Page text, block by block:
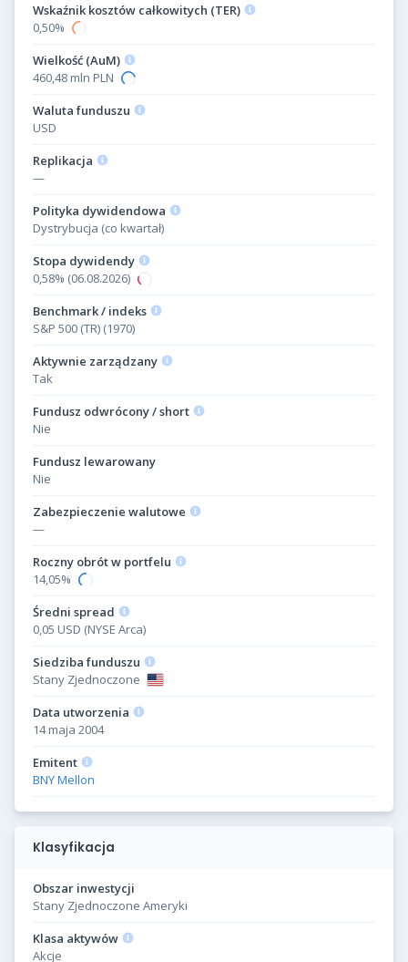
Wskaźnik kosztów całkowitych (TER)
0,50%
Wielkość (AuM)
460,48 mln PLN
Waluta funduszu
USD
Replikacja
—
Polityka dywidendowa
Dystrybucja (co kwartał)
Stopa dywidendy
0,58% (06.08.2026)
Benchmark / indeks
S&P 500 (TR) (1970)
Aktywnie zarządzany
Tak
Fundusz odwrócony / short
Nie
Fundusz lewarowany
Nie
Zabezpieczenie walutowe
—
Roczny obrót w portfelu
14,05%
Średni spread
0,05 USD (NYSE Arca)
Siedziba funduszu
Stany Zjednoczone
Data utworzenia
14 maja 2004
Emitent
BNY Mellon
Klasyfikacja
Obszar inwestycji
Stany Zjednoczone Ameryki
Klasa aktywów
Akcje